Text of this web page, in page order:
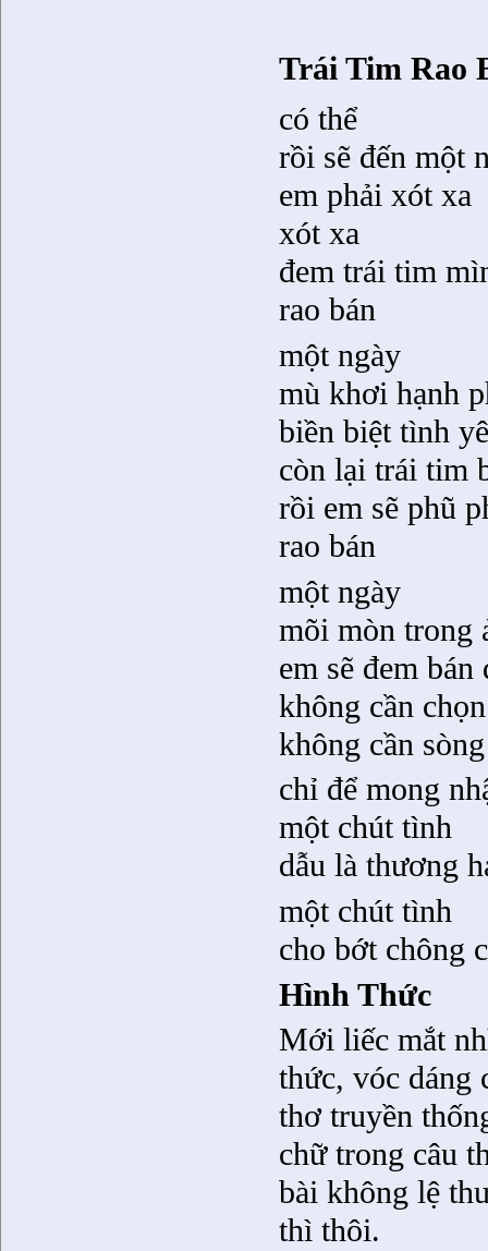
Trái Tim Rao
có thể
rồi sẽ đến một
em phải xót xa
xót xa
đem trái tim
rao bán
một ngày
mù khơi hạnh
biền biệt tình
còn lại trái tim
rồi em sẽ phũ
rao bán
một ngày
mõi mòn trong
em sẽ đem
không cần
không cần
chỉ để mong
một chút tình
dẫu là thương
một chút tình
cho bớt chông
Hình Thức
Mới liếc mắt
thức, vóc dáng
thơ truyền
chữ trong câu
bài không lệ
thì thôi.